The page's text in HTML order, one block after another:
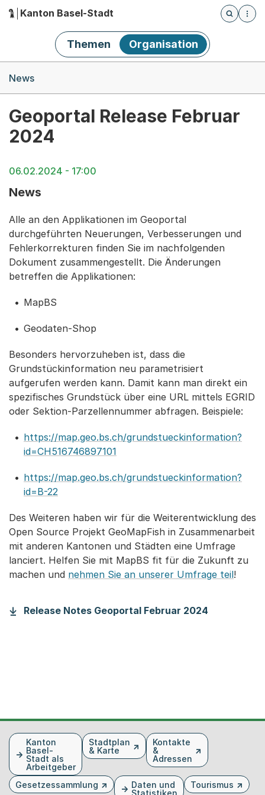
Hauptnavigation
Kanton Basel-Stadt
Öffnet
Themen Organisation
News
Geoportal Release Februar
2024
06.02.2024 - 17:00
News
Alle an den Applikationen im Geoportal
durchgeführten Neuerungen, Verbesserungen und
Fehlerkorrekturen finden Sie im nachfolgenden
Dokument zusammengestellt. Die Änderungen
betreffen die Applikationen:
MapBS
Geodaten-Shop
Besonders hervorzuheben ist, dass die
Grundstückinformation neu parametrisiert
aufgerufen werden kann. Damit kann man direkt ein
spezifisches Grundstück über eine URL mittels EGRID
oder Sektion-Parzellennummer abfragen. Beispiele:
https://map.geo.bs.ch/grundstueckinformation?
id=CH516746897101
https://map.geo.bs.ch/grundstueckinformation?
id=B-22
Des Weiteren haben wir für die Weiterentwicklung des
Open Source Projekt GeoMapFish in Zusammenarbeit
mit anderen Kantonen und Städten eine Umfrage
lanciert. Helfen Sie mit MapBS fit für die Zukunft zu
machen und nehmen Sie an unserer Umfrage teil!
Release Notes Geoportal Februar 2024
FusszeileKanton
Basel-
Stadt als
Arbeitgeber
Stadtplan
& Karte
Kontakte
&
Adressen
Gesetzessammlung
Daten und
Statistiken
Tourismus